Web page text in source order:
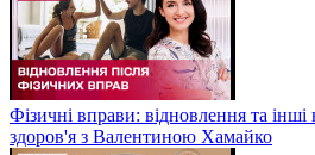
Фізичні вправи: відновлення та
здоров'я з Валентиною Хамайко